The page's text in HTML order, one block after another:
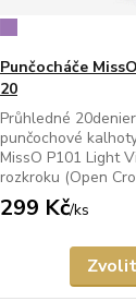
Punčocháče
20
Průhledné
punčochové
MissO P101 Light
rozkroku (Open
299 Kč/ks